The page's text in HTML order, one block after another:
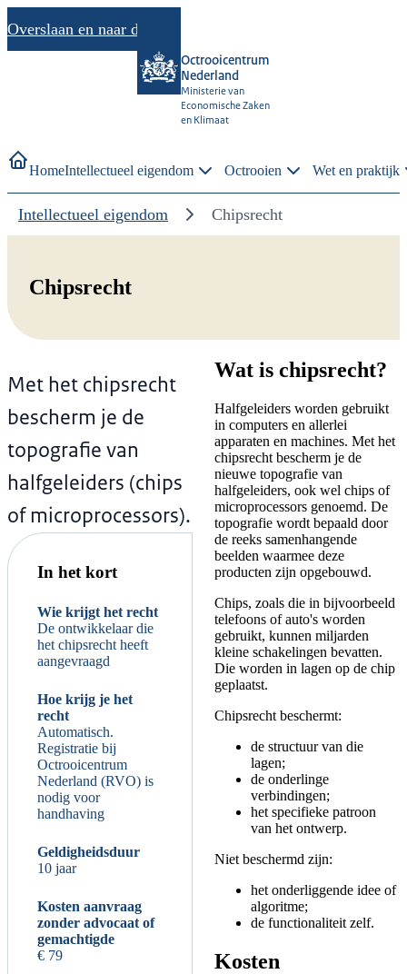
Overslaan en naar de inhoud gaan
Octrooicentrum
Nederland
Ministerie van
Economische Zaken
en Klimaat
HomeIntellectueel eigendom Octrooien Wet en praktijk
Intellectueel eigendom Chipsrecht
Chipsrecht
Wat is chipsrecht?
Halfgeleiders worden gebruikt
in computers en allerlei
apparaten en machines. Met het
chipsrecht bescherm je de
nieuwe topografie van
halfgeleiders, ook wel chips of
microprocessors genoemd. De
topografie wordt bepaald door
de reeks samenhangende
beelden waarmee deze
producten zijn opgebouwd.
Chips, zoals die in bijvoorbeeld
telefoons of auto's worden
gebruikt, kunnen miljarden
kleine schakelingen bevatten.
Die worden in lagen op de chip
geplaatst.
Chipsrecht beschermt:
de structuur van die
lagen;
de onderlinge
verbindingen;
het specifieke patroon
van het ontwerp.
Niet beschermd zijn:
het onderliggende idee of
algoritme;
de functionaliteit zelf.
Kosten
Met het chipsrecht
bescherm je de
topografie van
halfgeleiders (chips
of microprocessors).
In het kort
Wie krijgt het recht
De ontwikkelaar die
het chipsrecht heeft
aangevraagd
Hoe krijg je het
recht
Automatisch.
Registratie bij
Octrooicentrum
Nederland (RVO) is
nodig voor
handhaving
Geldigheidsduur
10 jaar
Kosten aanvraag
zonder advocaat of
gemachtigde
€ 79